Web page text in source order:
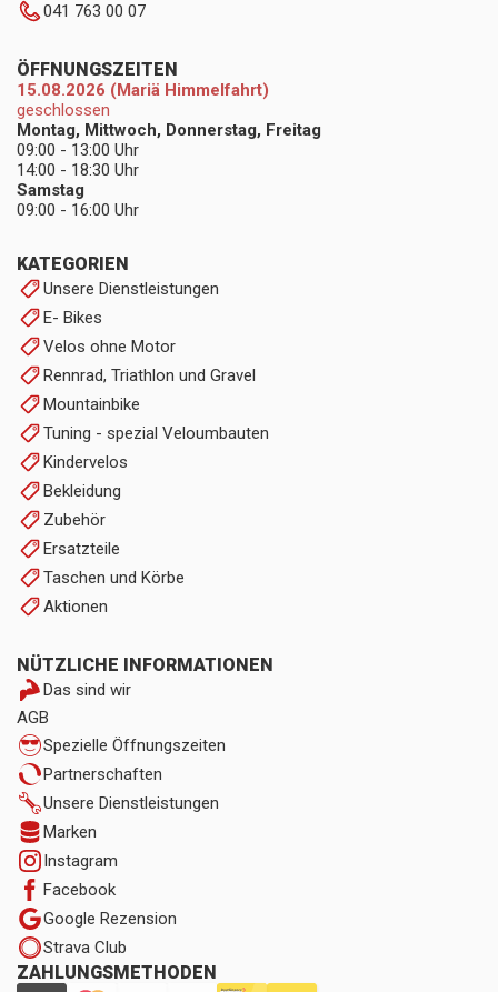
041 763 00 07
KATEGORIEN
Unsere Dienstleistungen
E- Bikes
Velos ohne Motor
Rennrad, Triathlon und Gravel
Mountainbike
Tuning - spezial Veloumbauten
Kindervelos
Bekleidung
Zubehör
Ersatzteile
Taschen und Körbe
Aktionen
NÜTZLICHE INFORMATIONEN
Das sind wir
AGB
Spezielle Öffnungszeiten
Partnerschaften
Unsere Dienstleistungen
Marken
Instagram
Facebook
Google Rezension
Strava Club
ZAHLUNGSMETHODEN
ÖFFNUNGSZEITEN
15.08.2026 (Mariä Himmelfahrt)
geschlossen
Montag, Mittwoch, Donnerstag, Freitag
09:00 - 13:00 Uhr
14:00 - 18:30 Uhr
Samstag
09:00 - 16:00 Uhr